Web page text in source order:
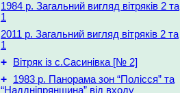
1984 р. Загальний вигляд вітряків 2 та
1
2011 р. Загальний вигляд вітряків 2 та
1
+ Вітряк із с.Сасинівка [№ 2]
+
1983 р. Панорама зон “Полісся” та
“Наддніпрянщина” від входу